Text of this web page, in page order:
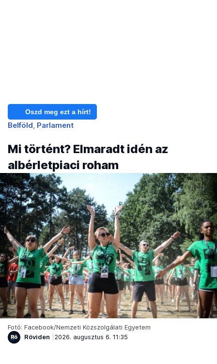
Oszd meg ezt a hírt!
Belföld Parlament
Mi történt? Elmaradt idén az
albérletpiaci roham
Fotó: Facebook/Nemzeti Közszolgálati Egyetem
Röviden
2026. augusztus 6. 11:35